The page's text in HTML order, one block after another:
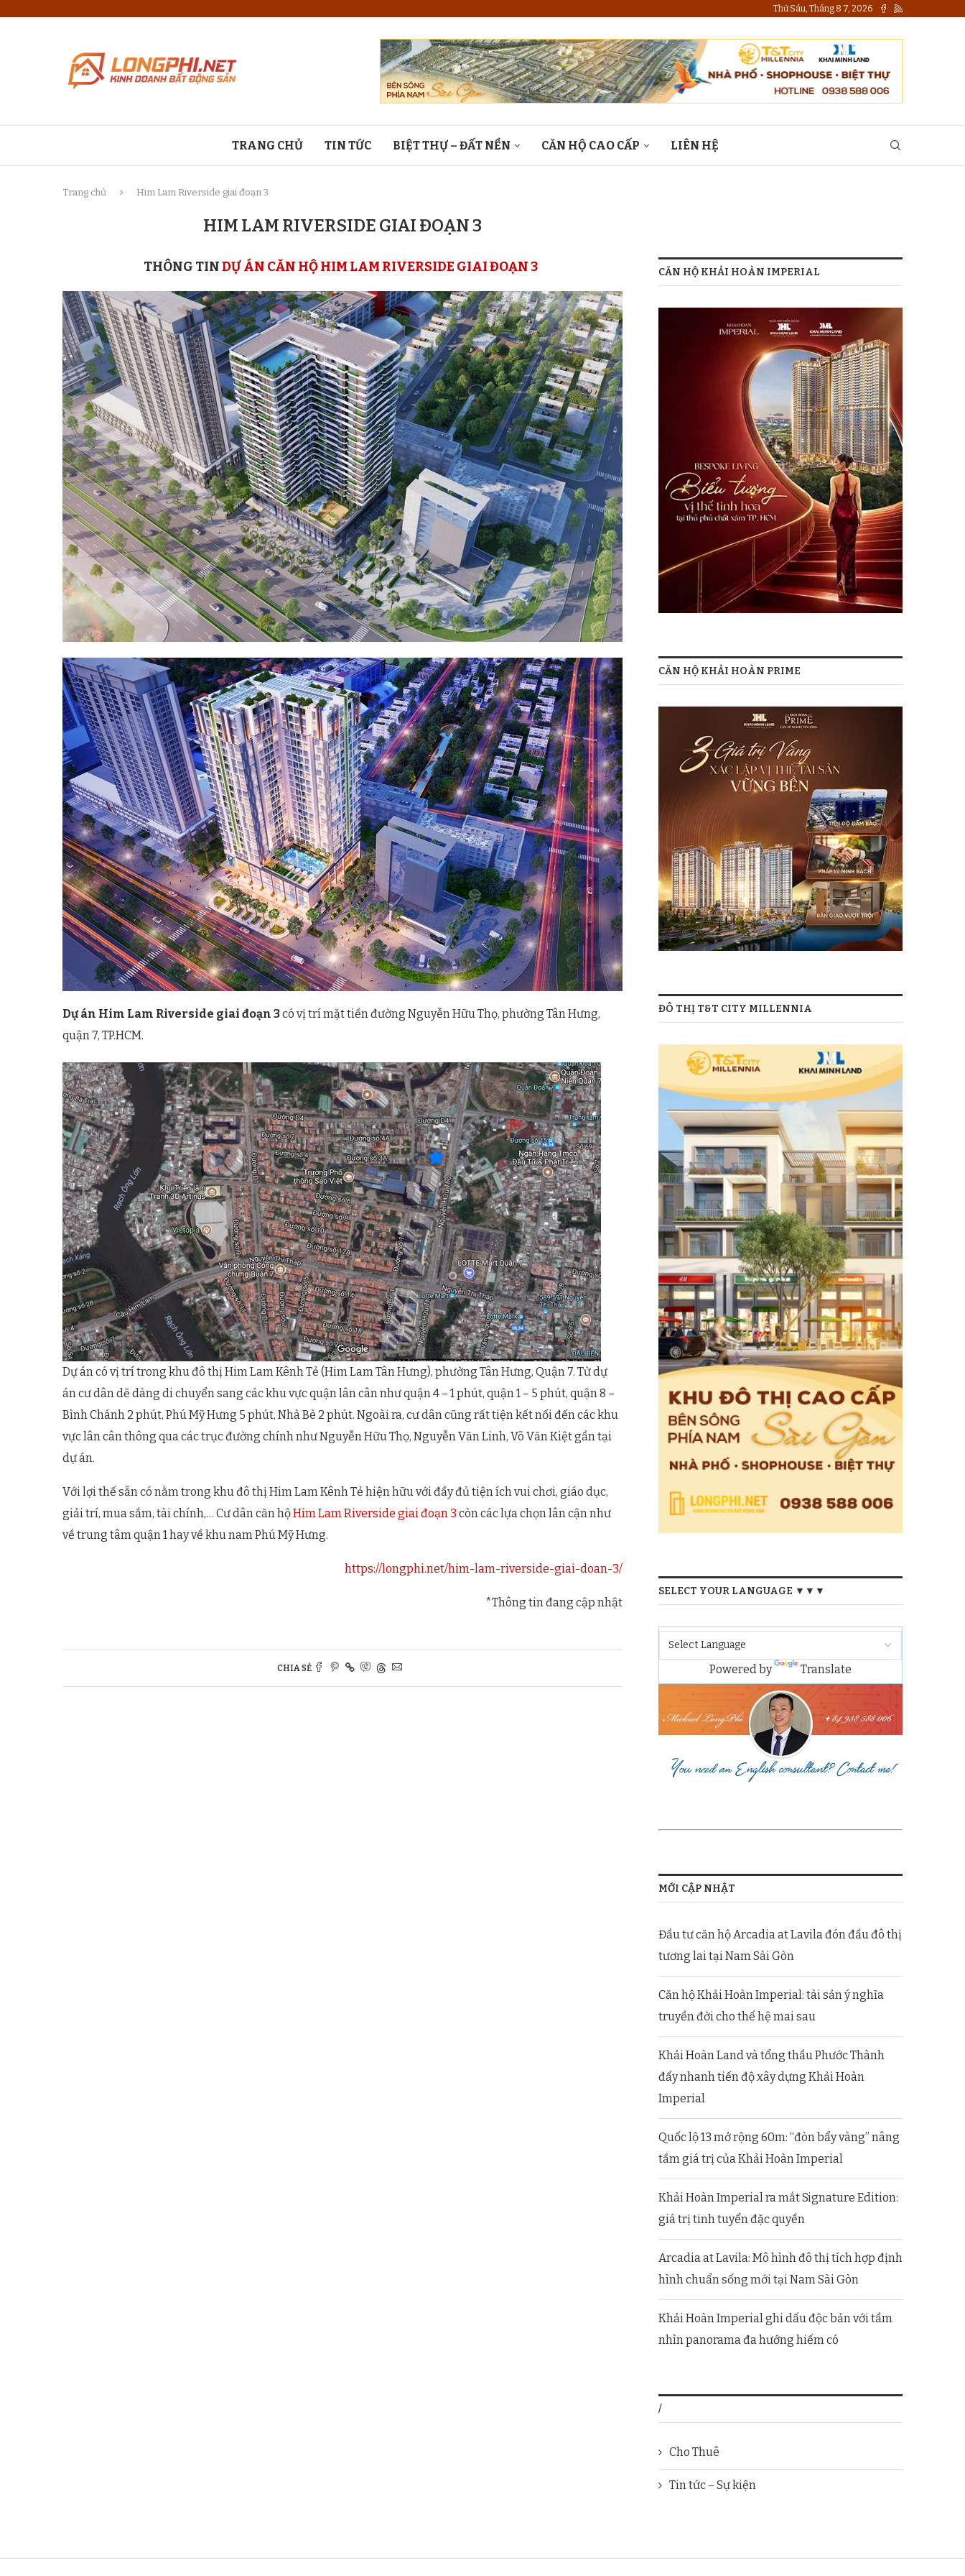
Thứ Sáu, Tháng 8 7, 2026
TRANG CHỦ TIN TỨC BIỆT THỰ – ĐẤT NỀN CĂN HỘ CAO CẤP LIÊN HỆ
Trang chủ Him Lam Riverside giai đoạn 3
HIM LAM RIVERSIDE GIAI ĐOẠN 3
THÔNG TINDỰ ÁN CĂN HỘ HIM LAM RIVERSIDE GIAI ĐOẠN 3
Dự án Him Lam Riverside giai đoạn 3có vị trí mặt tiền đường Nguyễn Hữu Thọ, phường Tân Hưng,
quận 7, TP.HCM.
Dự án có vị trí trong khu đô thị Him Lam Kênh Tẻ (Him Lam Tân Hưng), phường Tân Hưng, Quận 7. Từ dự
án cư dân dẽ dàng di chuyển sang các khu vực quận lân cân như quận 4 – 1 phút, quận 1 – 5 phút, quận 8 –
Bình Chánh 2 phút, Phú Mỹ Hưng 5 phút, Nhà Bè 2 phút. Ngoài ra, cư dân cũng rất tiện kết nối đến các khu
vực lân cân thông qua các trục đường chính như Nguyễn Hữu Thọ, Nguyễn Văn Linh, Võ Văn Kiệt gần tại
dự án.
Với lợi thế sẵn có nằm trong khu đô thị Him Lam Kênh Tẻ hiện hữu với đầy đủ tiện ích vui chơi, giáo dục,
giải trí, mua sắm, tài chính,… Cư dân căn hộHim Lam Riverside giai đoạn 3 còn các lựa chọn lân cận như
về trung tâm quận 1 hay về khu nam Phú Mỹ Hưng.
https://longphi.net/him-lam-riverside-giai-doan-3/
*Thông tin đang cập nhật
CHIA SẺ
CĂN HỘ KHẢI HOÀN IMPERIAL
CĂN HỘ KHẢI HOÀN PRIME
ĐÔ THỊ T&T CITY MILLENNIA
SELECT YOUR LANGUAGE ▼▼▼
Powered by Translate
MỚI CẬP NHẬT
Đầu tư căn hộ Arcadia at Lavila đón đầu đô thị
tương lai tại Nam Sài Gòn
Căn hộ Khải Hoàn Imperial: tài sản ý nghĩa
truyền đời cho thế hệ mai sau
Khải Hoàn Land và tổng thầu Phước Thành
đẩy nhanh tiến độ xây dựng Khải Hoàn
Imperial
Quốc lộ 13 mở rộng 60m: “đòn bẩy vàng” nâng
tầm giá trị của Khải Hoàn Imperial
Khải Hoàn Imperial ra mắt Signature Edition:
giá trị tinh tuyển đặc quyền
Arcadia at Lavila: Mô hình đô thị tích hợp định
hình chuẩn sống mới tại Nam Sài Gòn
Khải Hoàn Imperial ghi dấu độc bản với tầm
nhìn panorama đa hướng hiếm có
/
Cho Thuê
Tin tức – Sự kiện